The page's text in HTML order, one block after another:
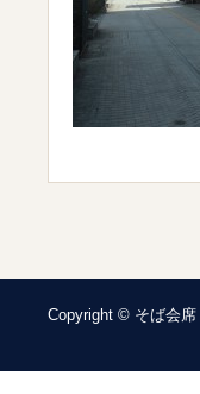
Copyright © そば会